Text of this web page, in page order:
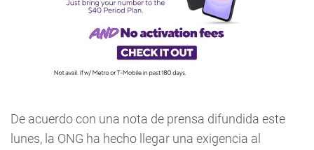
De acuerdo con una nota de prensa difundida este
lunes, la ONG ha hecho llegar una exigencia al